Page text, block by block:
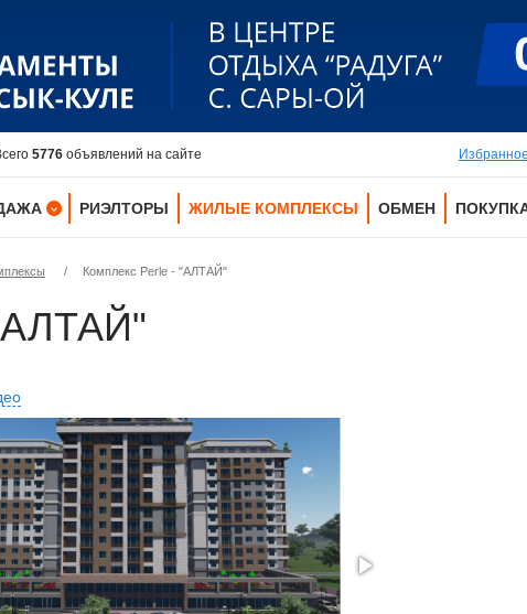
5776 объявлений на сайте Избранное
РИЭЛТОРЫ ЖИЛЫЕ КОМПЛЕКСЫ ОБМЕН
/ Комплекс Perle - "АЛТАЙ"